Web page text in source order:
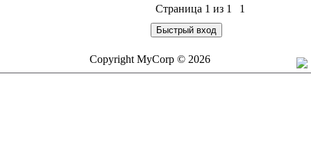
Страница 1 из 1 1
Copyright MyCorp © 2026